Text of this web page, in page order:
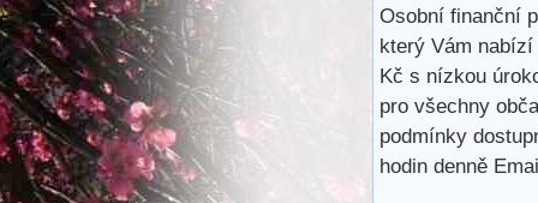
Osobní finanční
který Vám nabízí
Kč s nízkou
pro všechny
podmínky
hodin denně